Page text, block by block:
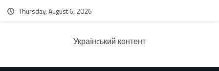
Thursday, August 6, 2026
Українcький контент